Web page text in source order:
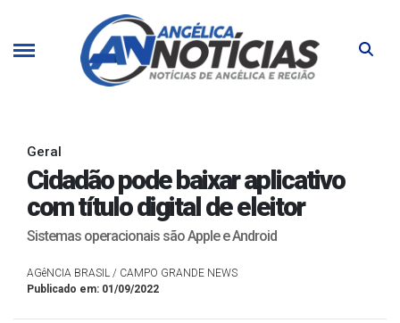
Geral
Cidadão pode baixar aplicativo
com título digital de eleitor
Sistemas operacionais são Apple e Android
AGêNCIA BRASIL / CAMPO GRANDE NEWS
Publicado em: 01/09/2022